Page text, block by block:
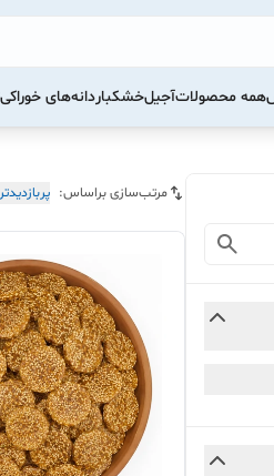
همه محصولاتآجیلخشکباردانه‌های خوراکی
مرتب‌سازی براساس: